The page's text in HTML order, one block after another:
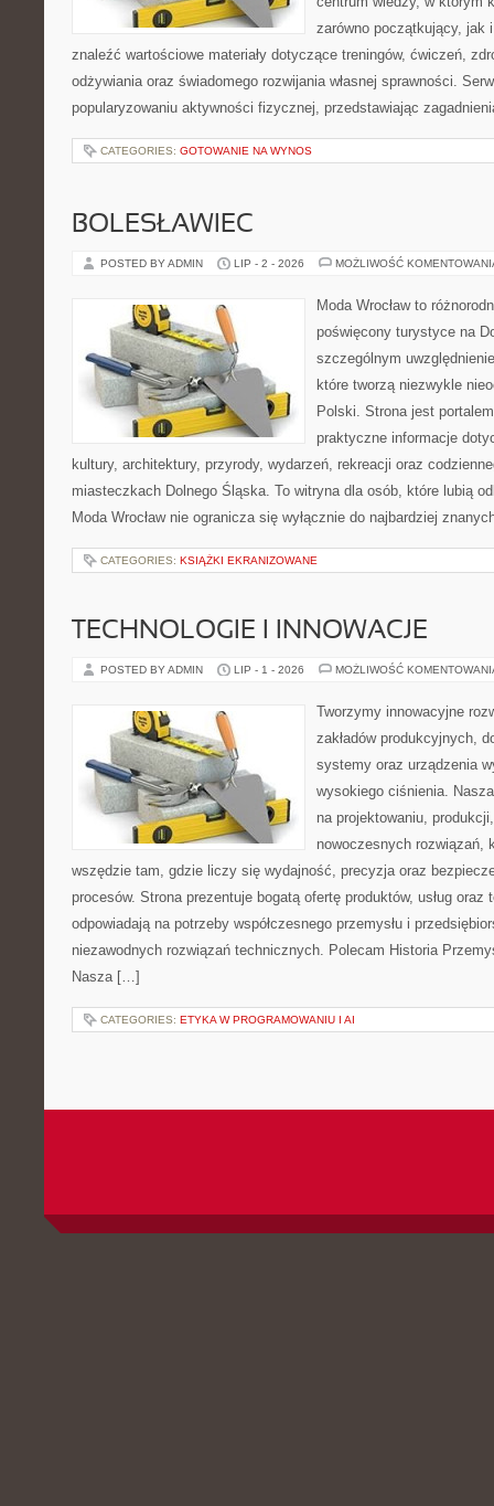
zarówno początkujący, jak
znaleźć wartościowe materiały dotyczące treningów, ćwiczeń,
odżywiania oraz świadomego rozwijania własnej sprawności.
popularyzowaniu aktywności fizycznej, przedstawiając
CATEGORIES: GOTOWANIE NA WYNOS
BOLESŁAWIEC
POSTED BY ADMIN LIP - 2 - 2026 MOŻLIWOŚĆ
Moda Wrocław to
poświęcony turystyce na
szczególnym
które tworzą niezwykle
Polski. Strona jest
praktyczne informacje
kultury, architektury, przyrody, wydarzeń, rekreacji oraz
miasteczkach Dolnego Śląska. To witryna dla osób, które lubią
Moda Wrocław nie ogranicza się wyłącznie do najbardziej
CATEGORIES: KSIĄŻKI EKRANIZOWANE
TECHNOLOGIE I INNOWACJE
POSTED BY ADMIN LIP - 1 - 2026 MOŻLIWOŚĆ
Tworzymy innowacyjne
zakładów produkcyjnych,
systemy oraz urządzenia
wysokiego ciśnienia.
na projektowaniu,
nowoczesnych rozwiązań,
wszędzie tam, gdzie liczy się wydajność, precyzja oraz
procesów. Strona prezentuje bogatą ofertę produktów, usług oraz
odpowiadają na potrzeby współczesnego przemysłu i
niezawodnych rozwiązań technicznych. Polecam Historia
Nasza […]
CATEGORIES: ETYKA W PROGRAMOWANIU I AI